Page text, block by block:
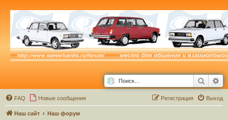
Поиск
FAQ Новые сообщения Выход
Регистрация
Наш сайт Наш форум